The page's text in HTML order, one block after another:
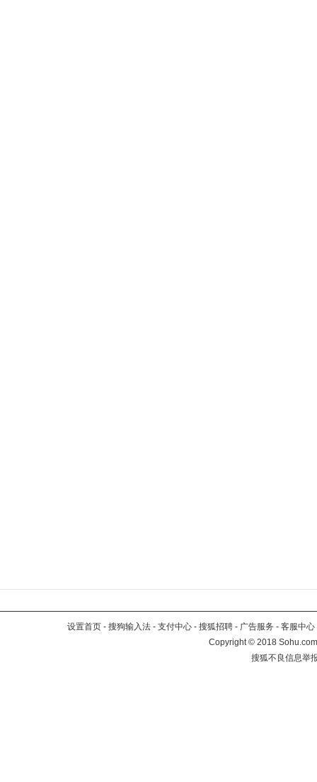
设置首页 - 搜狗输入法 - 支付中心 - 搜狐招聘 - 广告服务 - 客服中心
Copyright©2018
搜狐不良信息举